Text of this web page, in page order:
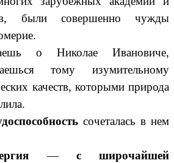
были совершенно чужды
о Николае Ивановиче,
тому изумительному
качеств, которыми природа
сочеталась в нем
— с широчайшей